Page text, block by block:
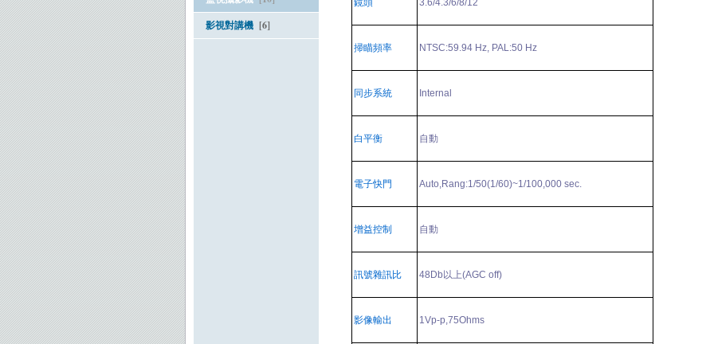
影視對講機 [6]
鏡頭 3.6/4.3/6/8/12
掃瞄頻率 NTSC:59.94 Hz, PAL:50 Hz
同步系統 Internal
白平衡 自動
電子快門 Auto,Rang:1/50(1/60)~1/100,000 sec.
增益控制 自動
訊號雜訊比 48Db 以上(AGC off)
影像輸出 1Vp-p,75Ohms